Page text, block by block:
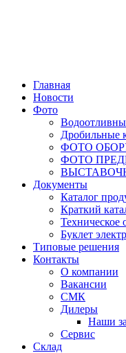
Главная
Новости
Фото
Дробильные
ФОТО
ФОТО
Документы
Каталог
Краткий
Техническое
Буклет
Типовые решения
Контакты
О компании
Вакансии
СМК
Дилеры
Наши
Сервис
Склад